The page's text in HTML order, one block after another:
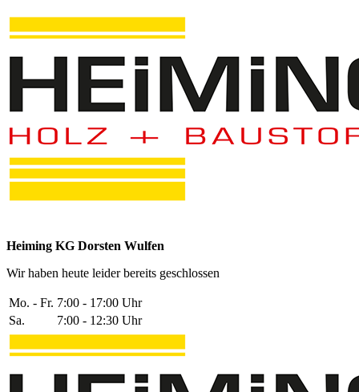
Heiming KG Dorsten Wulfen
Wir haben heute leider bereits geschlossen
Mo. - Fr. 7:00 - 17:00 Uhr
Sa.
7:00 - 12:30 Uhr